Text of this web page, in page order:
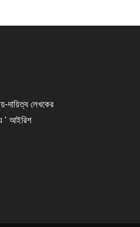
দায়িত্ব লেখকের
' আইরিশ